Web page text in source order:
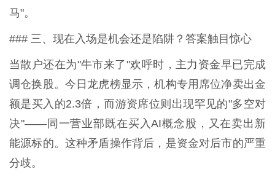
马"。
### 三、现在入场是机会还是陷阱？答案触目惊心
当散户还在为"牛市来了"欢呼时，主力资金早已完成
调仓换股。今日龙虎榜显示，机构专用席位净卖出金
额是买入的2.3倍，而游资席位则出现罕见的"多空对
决"——同一营业部既在买入AI概念股，又在卖出新
能源标的。这种矛盾操作背后，是资金对后市的严重
分歧。